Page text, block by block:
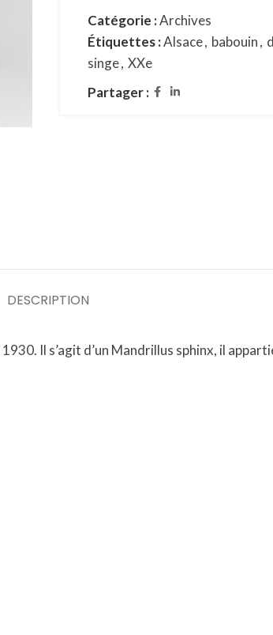
Catégorie :Archives
Étiquettes :Alsace, babouin,
singe, XXe
Partager :
DESCRIPTION
Il s’agit d’un Mandrillus sphinx, il